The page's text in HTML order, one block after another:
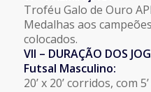
Troféu Galo de Ouro
Medalhas aos
colocados.
VII – DURAÇÃO DOS
Futsal Masculino:
20’ x 20’ corridos, com